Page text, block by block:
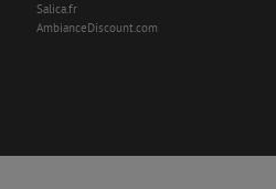
Salica.fr
AmbianceDiscount.com